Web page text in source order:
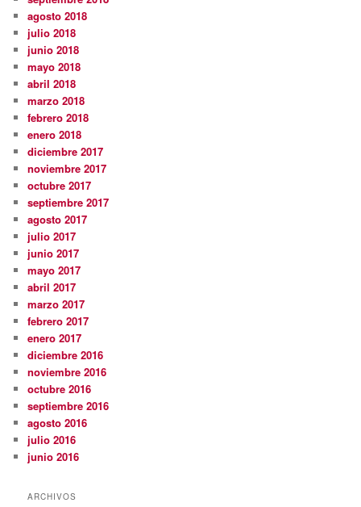
agosto 2018
julio 2018
junio 2018
mayo 2018
abril 2018
marzo 2018
febrero 2018
enero 2018
diciembre 2017
noviembre 2017
octubre 2017
septiembre 2017
agosto 2017
julio 2017
junio 2017
mayo 2017
abril 2017
marzo 2017
febrero 2017
enero 2017
diciembre 2016
noviembre 2016
octubre 2016
septiembre 2016
agosto 2016
julio 2016
junio 2016
ARCHIVOS